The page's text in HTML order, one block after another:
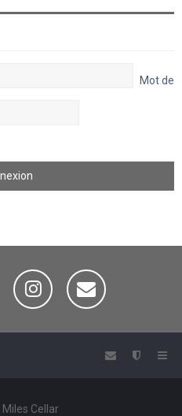
Mot de
Miles Cellar